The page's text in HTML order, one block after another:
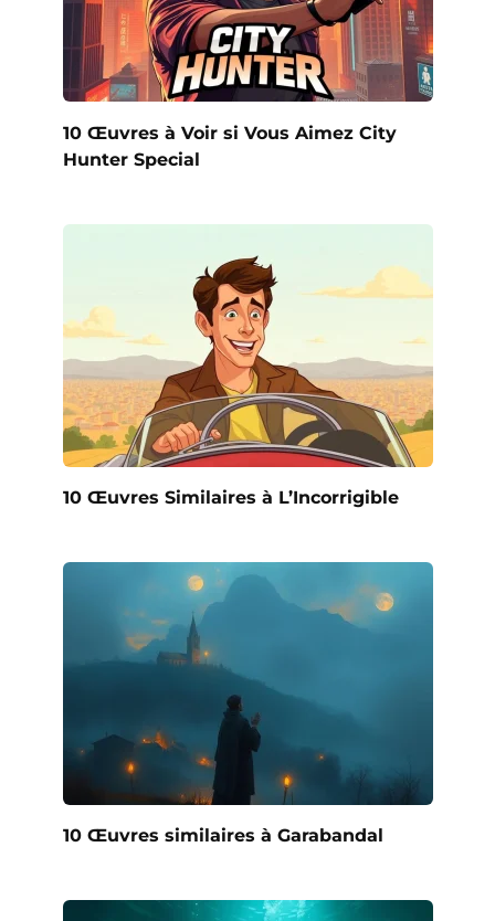
10 Œuvres à Voir si Vous Aimez City
Hunter Special
10 Œuvres Similaires à L’Incorrigible
10 Œuvres similaires à Garabandal